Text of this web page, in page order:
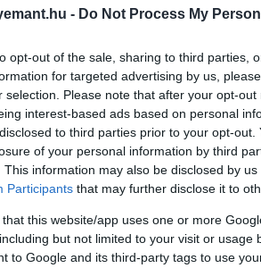
- Do Not Process My
opt-out of the sale, sharing to third parties,
for targeted advertising by us,
selection. Please note that after your opt-
interest-based ads based on personal
to third parties prior to your opt-
of your personal information by third
This information may also be disclosed by
Participants that may further disclose it to
that this website/app uses one or more
but not limited to your visit or usage
to Google and its third-party tags to use